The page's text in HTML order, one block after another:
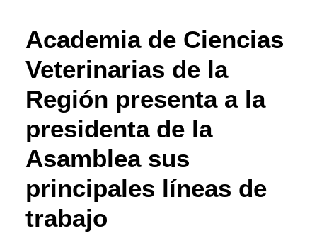
Academia de Ciencias
Veterinarias de la
Región presenta a la
presidenta de la
Asamblea sus
principales líneas de
trabajo